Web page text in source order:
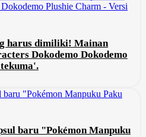
harus dimiliki! Mainan
Dokodemo Dokodemo
baru "Pokémon Manpuku